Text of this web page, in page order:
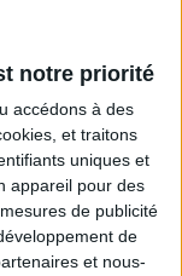
notre priorité
accédons à des
et traitons
uniques et
appareil pour des
de publicité
de
et nous-